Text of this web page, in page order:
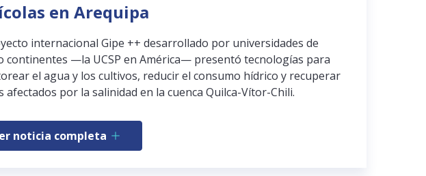
en Arequipa
internacional Gipe ++ desarrollado por universidades de
continentes —la UCSP en América— presentó tecnologías para
el agua y los cultivos, reducir el consumo hídrico y recuperar
afectados por la salinidad en la cuenca Quilca-Vítor-Chili.
noticia completa